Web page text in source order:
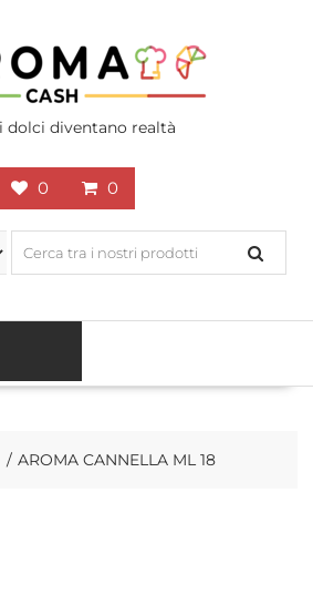
dolci diventano realtà
0 0
AROMA CANNELLA ML 18